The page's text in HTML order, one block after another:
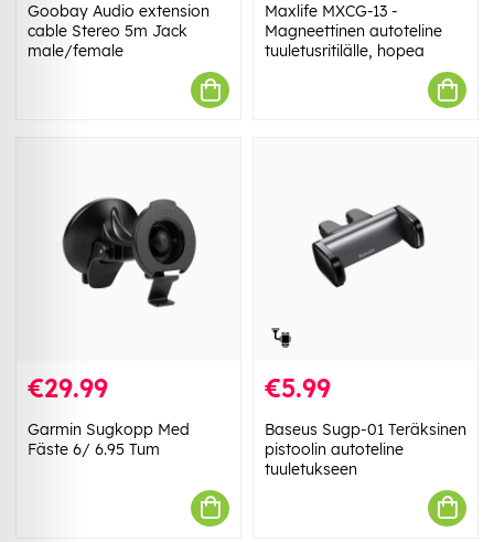
Goobay Audio extension
cable Stereo 5m Jack
male/female
Maxlife MXCG-13 -
Magneettinen autoteline
tuuletusritilälle, hopea
€29.99
Garmin Sugkopp Med
Fäste 6/ 6.95 Tum
€5.99
Baseus Sugp-01 Teräksinen
pistoolin autoteline
tuuletukseen